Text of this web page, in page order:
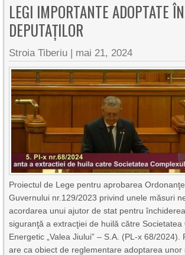
LEGI IMPORTANTE ADOPTATE
DEPUTAȚILOR
Stroia Tiberiu | mai 21, 2024
Proiectul de Lege pentru aprobarea
Guvernului nr.129/2023 privind unele măsuri
acordarea unui ajutor de stat pentru
siguranţă a extracţiei de huilă către Societatea
Energetic „Valea Jiului” – S.A. (PL-x 68/2024).
are ca obiect de reglementare adoptarea unor